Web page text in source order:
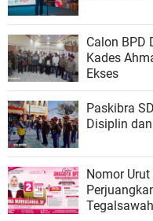
Calon BPD
Kades
Ekses
Paskibra
Disiplin
Nomor
Tegalsawah